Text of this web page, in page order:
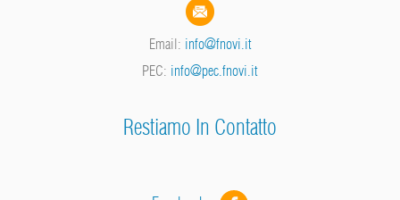
Email: info@fnovi.it
PEC: info@pec.fnovi.it
Restiamo In Contatto